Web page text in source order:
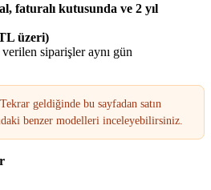
faturalı kutusunda ve 2 yıl
üzeri)
siparişler aynı gün
Tekrar geldiğinde bu sayfadan satın
benzer modelleri inceleyebilirsiniz.